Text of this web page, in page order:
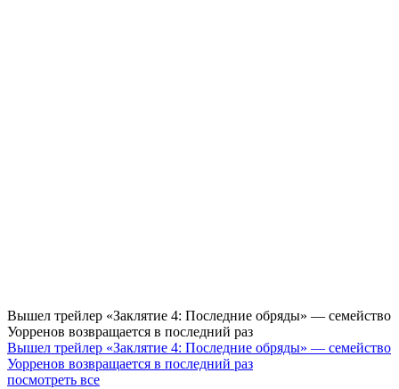
Вышел трейлер «Заклятие 4: Последние обряды» — семейство
Уорренов возвращается в последний раз
Вышел трейлер «Заклятие 4: Последние обряды» — семейство
Уорренов возвращается в последний раз
посмотреть все